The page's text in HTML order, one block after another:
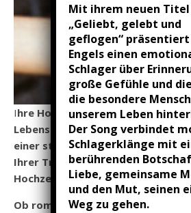
Ihre Hochzeit ist einer der
Lebens. Mit ihrer warmen
einer stilvollen Ausstrahlung
Ihrer Trauung, dem Sektempfang
Hochzeitsfeier eine ganz
Ob romantische Balladen,
Mit ihrem neuen Titel
„Geliebt, gelebt und
geflogen“
Engels einen
Schlager über
große Gefühle und
die besondere
unserem Leben
Der Song verbindet
Schlagerklänge mit
berührenden
Liebe, gemeinsame
und den Mut, seinen
Weg zu gehen.